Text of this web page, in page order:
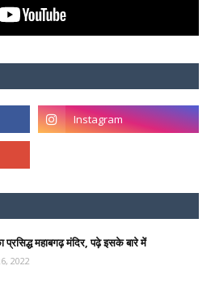
प्रसिद्ध महाबगढ़ मंदिर, पढ़े इसके बारे में
2022